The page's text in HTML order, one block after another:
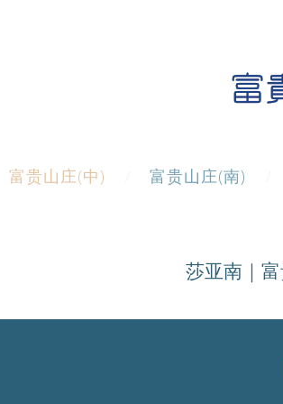
富贵山庄(中) 富贵山庄(南)
莎亚南｜